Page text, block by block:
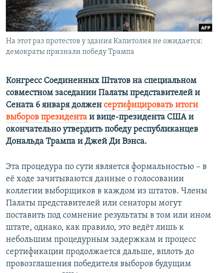
ПОБЕДИТЕЛЕЙ НЕ СУДЯТ?
КРЫМ.НЕПОКОРЕННЫЙ
ELIFBE
ПРИСОЕДИНЯЙТЕСЬ!
На этот раз протестов у здания Капитолия не ожидается:
демократы признали победу Трампа
Конгресс Соединенных Штатов на специальном
совместном заседании Палаты представителей и
Сената 6 января должен сертифицировать итоги
выборов президента и вице-президента США и
окончательно утвердить победу республиканцев
Дональда Трампа и Джей Ди Вэнса.
Эта процедура по сути является формальностью – в
её ходе зачитываются данные о голосовании
коллегии выборщиков в каждом из штатов. Члены
Палаты представителей или сенаторы могут
поставить под сомнение результаты в том или ином
штате, однако, как правило, это ведёт лишь к
небольшим процедурным задержкам и процесс
сертификации продолжается дальше, вплоть до
провозглашения победителя выборов будущим